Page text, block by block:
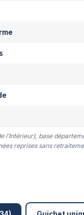
l’Intérieur), base
reprises sans